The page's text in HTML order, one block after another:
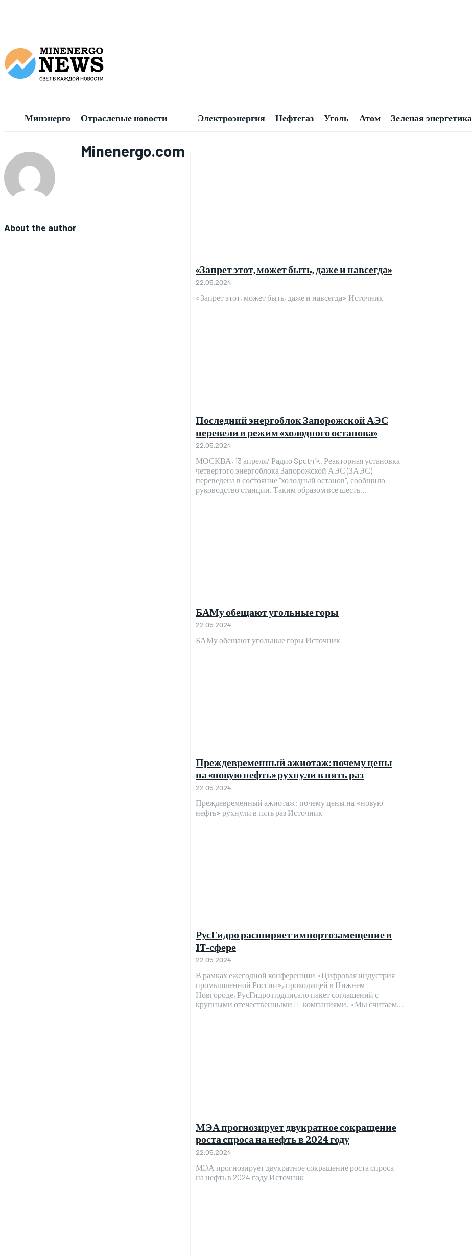
Минэнерго Отраслевые новости Электроэнергия Нефтегаз Уголь Атом Зеленая энергетика
Minenergo.com
About the author
«Запрет этот, может быть, даже и навсегда»
22.05.2024
«Запрет этот, может быть, даже и навсегда» Источник
Последний энергоблок Запорожской АЭС
перевели в режим «холодного останова»
22.05.2024
МОСКВА, 13 апреля/ Радио Sputnik. Реакторная установка
четвертого энергоблока Запорожской АЭС (ЗАЭС)
переведена в состояние "холодный останов", сообщило
руководство станции. Таким образом все шесть...
БАМу обещают угольные горы
22.05.2024
БАМу обещают угольные горы Источник
Преждевременный ажиотаж: почему цены
на «новую нефть» рухнули в пять раз
22.05.2024
Преждевременный ажиотаж: почему цены на «новую
нефть» рухнули в пять раз Источник
РусГидро расширяет импортозамещение в
IT-сфере
22.05.2024
В рамках ежегодной конференции «Цифровая индустрия
промышленной России», проходящей в Нижнем
Новгороде, РусГидро подписало пакет соглашений с
крупными отечественными IT-компаниями. «Мы считаем...
МЭА прогнозирует двукратное сокращение
роста спроса на нефть в 2024 году
22.05.2024
МЭА прогнозирует двукратное сокращение роста спроса
на нефть в 2024 году Источник